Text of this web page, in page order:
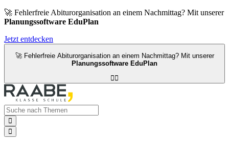
🚀 Fehlerfreie Abiturorganisation an einem Nachmittag? Mit unserer
Planungssoftware EduPlan
Jetzt entdecken
🚀 Fehlerfreie Abiturorganisation an einem Nachmittag? Mit unserer
Planungssoftware EduPlan


